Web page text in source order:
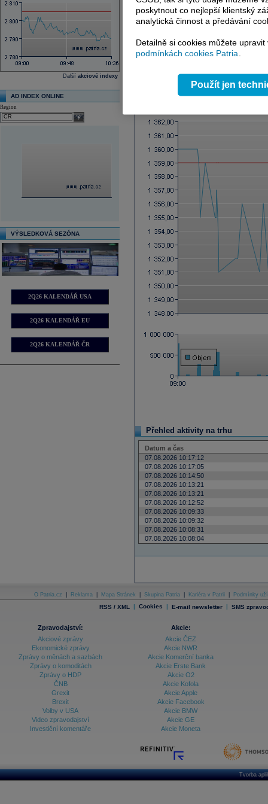
Další akciové indexy
AD INDEX ONLINE
Region
select
VÝSLEDKOVÁ SEZÓNA
2Q26 KALENDÁŘ USA
2Q26 KALENDÁŘ EU
2Q26 KALENDÁŘ ČR
Ex-dividenda den
Průměrná cílová cena
Reklama
Přehled aktivity na trhu
Datum a čas
07.08.2026 10:17:12
07.08.2026 10:17:05
07.08.2026 10:14:50
07.08.2026 10:13:21
07.08.2026 10:13:21
07.08.2026 10:12:52
07.08.2026 10:09:33
07.08.2026 10:09:32
07.08.2026 10:08:31
07.08.2026 10:08:04
O Patria.cz Reklama Mapa Stránek Skupina Patria Kariéra v Patrii Podmínky
RSS / XML | Cookies | E-mail newsletter | SMS
Zpravodajství:
Akciové zprávy
Ekonomické zprávy
Zprávy o měnách a sazbách
Zprávy o komoditách
Zprávy o HDP
ČNB
Grexit
Brexit
Volby v USA
Video zpravodajství
Investiční komentáře
Akcie:
Akcie ČEZ
Akcie NWR
Akcie Komerční banka
Akcie Erste Bank
Akcie O2
Akcie Kofola
Akcie Apple
Akcie Facebook
Akcie BMW
Akcie GE
Akcie Moneta
Tvorba
poskytnout co nejlepší klientský
analytická činnost a předávání
Detailně si cookies můžete
podmínkách cookies Patria.
Použít jen